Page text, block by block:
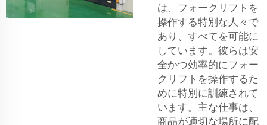
は、フォークリフトを
操作する特別な人々で
あり、すべてを可能に
しています。彼らは安
全かつ効率的にフォー
クリフトを操作するた
めに特別に訓練されて
います。主な仕事は、
商品が適切な場所に配